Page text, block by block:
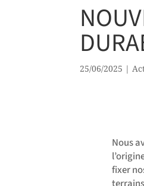
25/06/2025 |
Nous
fixer